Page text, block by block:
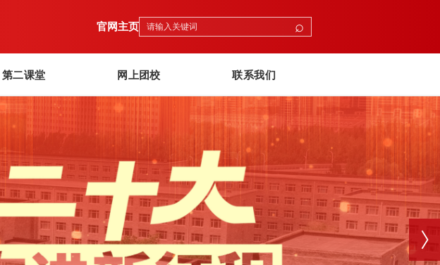
官网主页 ⌕
第二课堂 网上团校 联系我们